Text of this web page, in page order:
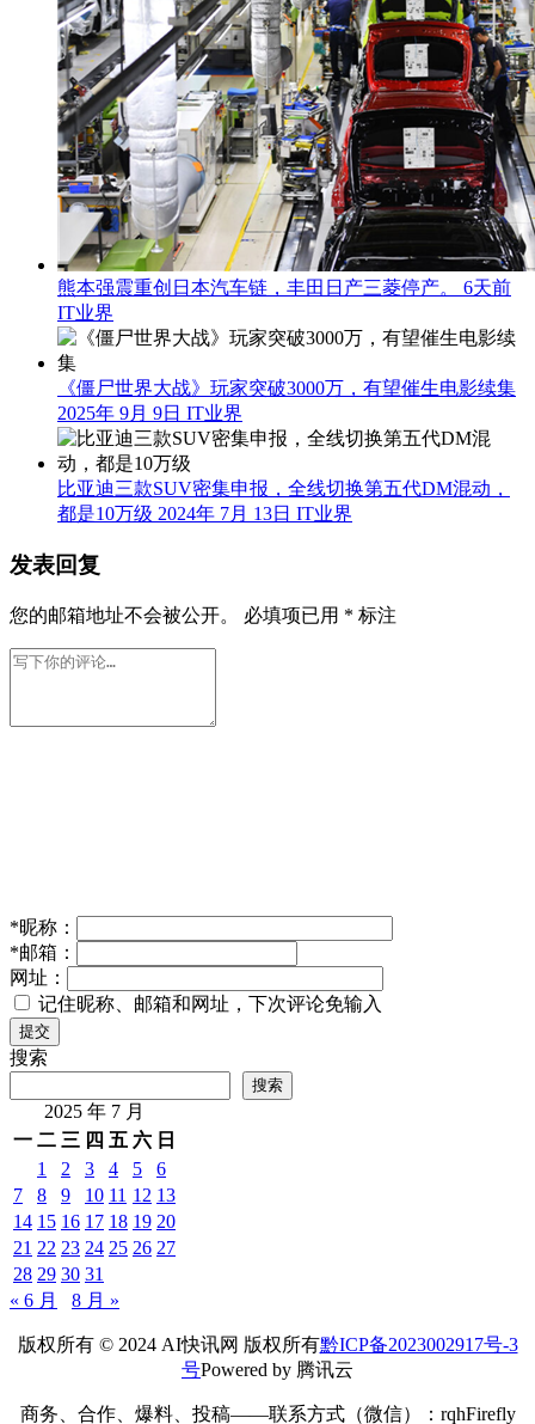
熊本强震重创日本汽车链，丰田日产三菱停产。 6天前
IT业界
《僵尸世界大战》玩家突破3000万，有望催生电影续集
2025年 9月 9日 IT业界
比亚迪三款SUV密集申报，全线切换第五代DM混动，
都是10万级 2024年 7月 13日 IT业界
发表回复
您的邮箱地址不会被公开。 必填项已用 * 标注
*昵称：
*邮箱：
网址：
记住昵称、邮箱和网址，下次评论免输入
提交
搜索
搜索
2025 年 7 月
一 二 三 四 五 六 日
1
2 3 4 5
6
7
8 9 10 11 12 13
14 15 16 17 18 19 20
21 22 23 24 25 26 27
28 29 30 31
« 6 月
8 月 »
版权所有 © 2024 AI快讯网 版权所有黔ICP备2023002917号-3
号Powered by 腾讯云
商务、合作、爆料、投稿——联系方式（微信）：rqhFirefly